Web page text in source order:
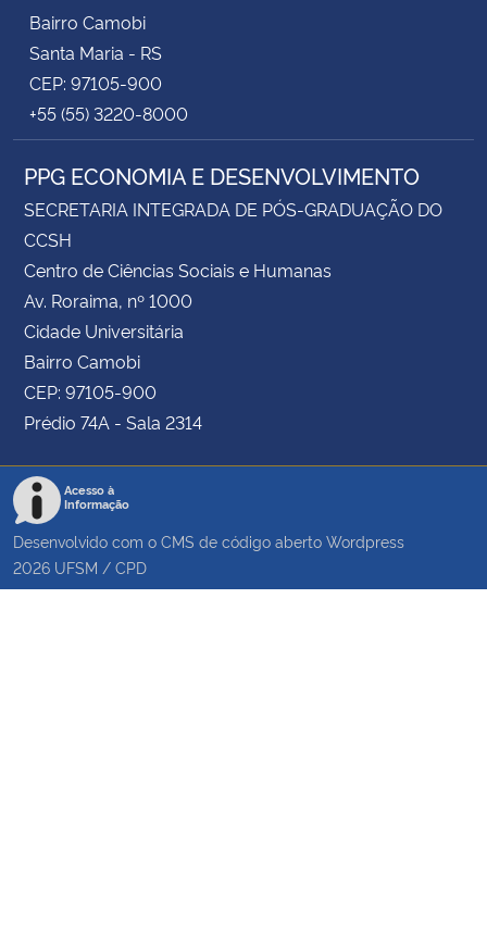
Bairro Camobi
Santa Maria - RS
CEP: 97105-900
+55 (55) 3220-8000
PPG ECONOMIA E DESENVOLVIMENTO
SECRETARIA INTEGRADA DE PÓS-GRADUAÇÃO DO
CCSH
Centro de Ciências Sociais e Humanas
Av. Roraima, nº 1000
Cidade Universitária
Bairro Camobi
CEP: 97105-900
Prédio 74A - Sala 2314
Acesso à
Informação
Desenvolvido com o CMS de código aberto Wordpress
2026 UFSM / CPD